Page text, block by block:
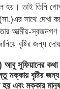
হয়। তাই তিনি
সাথে দেখা
আত্মীয়-স্বজনগণ
বৃষ্টির জন্য
আবু সুফিয়ানের
মক্কায় বৃষ্টির
হয় এবং মক্কার